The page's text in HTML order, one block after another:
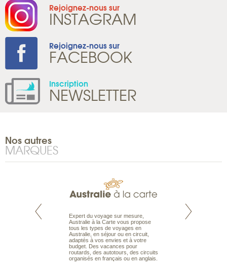
Rejoignez-nous sur
INSTAGRAM
Rejoignez-nous sur
FACEBOOK
Inscription
NEWSLETTER
Nos autres
MARQUES
est le spécialiste
Expert du voyage sur mesure,
Australie à la Carte vous propose
tous les types de voyages en
Australie, en séjour ou en circuit,
adaptés à vos envies et à votre
budget. Des vacances pour
routards, des autotours, des circuits
organisés en français ou en anglais.
Parce qu’ils sont